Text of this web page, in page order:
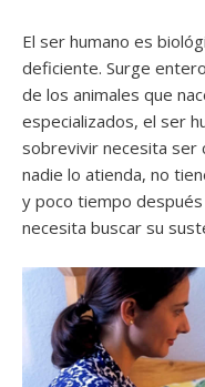
El ser humano es
deficiente. Surge
de los animales que
especializados, el ser
sobrevivir necesita ser
nadie lo atienda, no
y poco tiempo
necesita buscar su